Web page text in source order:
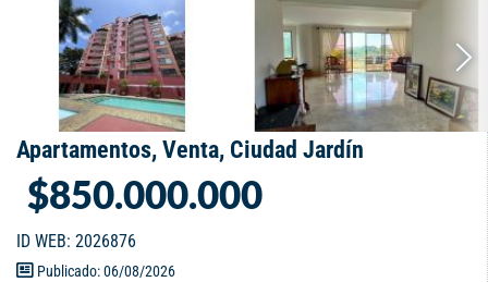
Apartamentos, Venta, Ciudad Jardín
$850.000.000
ID WEB: 2026876
Publicado: 06/08/2026